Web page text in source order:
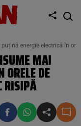
energie electrică în
MAI
ORELE DE
RISIPĂ